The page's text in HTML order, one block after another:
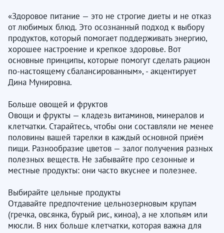
«Здоровое питание — это не строгие диеты и не отказ
от любимых блюд. Это осознанный подход к выбору
продуктов, который помогает поддерживать энергию,
хорошее настроение и крепкое здоровье. Вот
основные принципы, которые помогут сделать рацион
по-настоящему сбалансированным», - акцентирует
Дина Мунировна.
Больше овощей и фруктов
Овощи и фрукты — кладезь витаминов, минералов и
клетчатки. Старайтесь, чтобы они составляли не менее
половины вашей тарелки в каждый основной приём
пищи. Разнообразие цветов — залог получения разных
полезных веществ. Не забывайте про сезонные и
местные продукты: они часто вкуснее и полезнее.
Выбирайте цельные продукты
Отдавайте предпочтение цельнозерновым крупам
(гречка, овсянка, бурый рис, киноа), а не хлопьям или
мюсли. В них больше клетчатки, которая важна для